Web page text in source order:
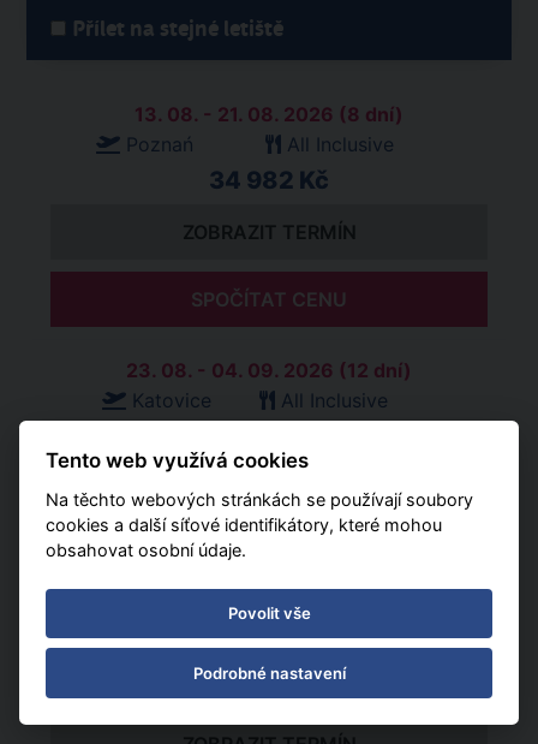
Přílet na stejné letiště
13. 08. - 21. 08. 2026 (8 dní)
Poznań
All Inclusive
34 982 Kč
ZOBRAZIT TERMÍN
SPOČÍTAT CENU
23. 08. - 04. 09. 2026 (12 dní)
Katovice
All Inclusive
ZOBRAZIT TERMÍN
SPOČÍTAT CENU
23. 08. - 06. 09. 2026 (15 dní)
50 109 Kč
Tento web využívá cookies
Na těchto webových stránkách se používají soubory
cookies a další síťové identifikátory, které mohou
obsahovat osobní údaje.
Povolit vše
Podrobné nastavení